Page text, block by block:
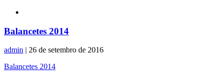
Balancetes 2014
admin | 26 de setembro de 2016
Balancetes 2014